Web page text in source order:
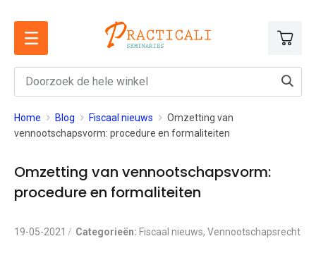
Ga
naar
inhoud
Home Blog Fiscaal nieuws
Omzetting van
vennootschapsvorm: procedure en formaliteiten
Omzetting van vennootschapsvorm:
procedure en formaliteiten
19-05-2021 Categorieën: Fiscaal nieuws, Vennootschapsrecht